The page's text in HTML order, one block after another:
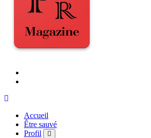
Accueil
Être sauvé
Profil